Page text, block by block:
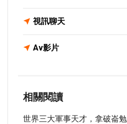
視訊聊天
Av影片
相關閱讀
世界三大軍事天才，拿破崙